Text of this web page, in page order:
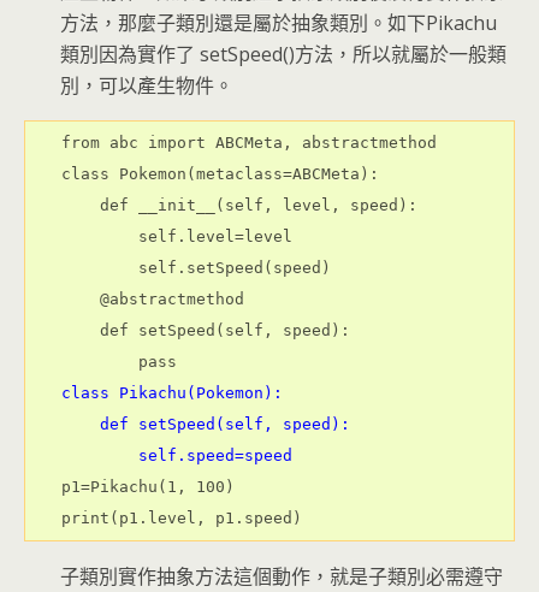
方法，那麼子類別還是屬於抽象類別。如下Pikachu
類別因為實作了 setSpeed()方法，所以就屬於一般類
別，可以產生物件。
from abc import ABCMeta, abstractmethod
class Pokemon(metaclass=ABCMeta):
    def __init__(self, level, speed):
        self.level=level
        self.setSpeed(speed)
    @abstractmethod
    def setSpeed(self, speed):
        pass
class Pikachu(Pokemon):
    def setSpeed(self, speed):
        self.speed=speed
p1=Pikachu(1, 100)
print(p1.level, p1.speed)
子類別實作抽象方法這個動作，就是子類別必需遵守